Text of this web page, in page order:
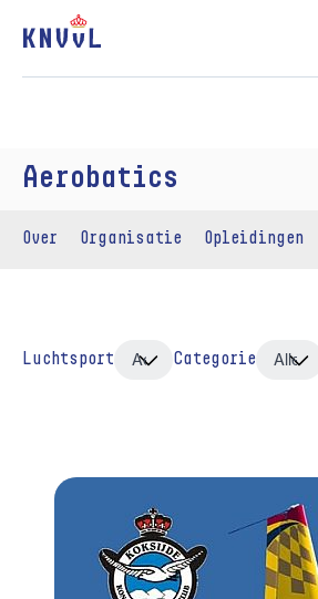
Aerobatics
Over Organisatie Opleidingen
Luchtsport Categorie